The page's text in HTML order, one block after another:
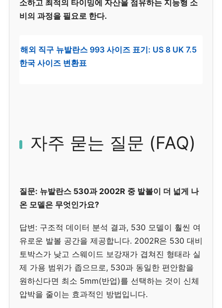
소하고 최적의 타이밍에 자산을 점유하는 지능형 소
비의 과정을 필요로 한다.
해외 직구 뉴발란스 993 사이즈 표기: US 8 UK 7.5
한국 사이즈 변환표
자주 묻는 질문 (FAQ)
질문: 뉴발란스 530과 2002R 중 발볼이 더 넓게 나
온 모델은 무엇인가요?
답변: 구조적 데이터 분석 결과, 530 모델이 훨씬 여
유로운 발볼 공간을 제공합니다. 2002R은 530 대비
토박스가 낮고 스웨이드 보강재가 겹쳐진 형태라 실
제 가용 범위가 좁으므로, 530과 동일한 편안함을
원하신다면 최소 5mm(반업)를 선택하는 것이 신체
압박을 줄이는 효과적인 방법입니다.